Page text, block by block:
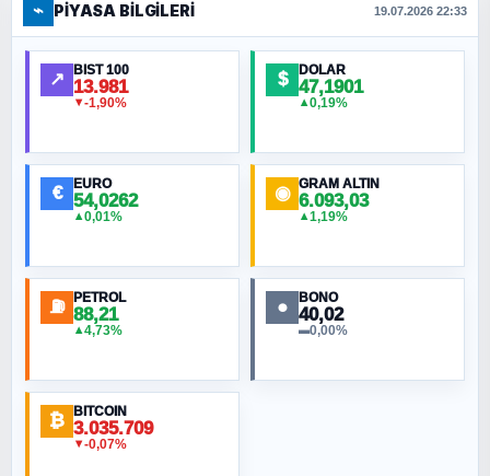
FERHAT BÜYÜKKALKAN
Ankara Zirvesi: NATO Toplantısı mı, Yeni
Ortadoğu Haritasının Provası mı?
MURAT ÖZKAN
NURETTIN BÖLÜK
ORHAN KILIÇOĞLU
Fahişeye beyinli bir müstevli alçağına
⌁ PIYASA BILGILERI 19.07.2026 22:33
↗ BIST 100
13.981
▼-1,90%
$ DOLAR
47,1901
▲0,19%
€ EURO
54,0262
▲0,01%
◉ GRAM ALTIN
6.093,03
▲1,19%
⛽ PETROL
88,21
▲4,73%
● BONO
40,02
▬0,00%
₿ BITCOIN
3.035.709
▼-0,07%